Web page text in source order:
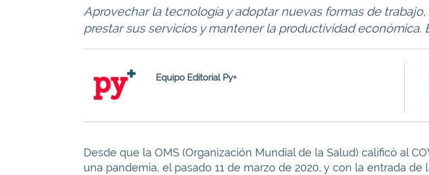
Aprovechar la tecnología y adoptar nuevas formas de
prestar sus servicios y mantener la productividad económica.
Equipo Editorial Py+
Desde que la OMS (Organización Mundial de la Salud) calificó al
una pandemia, el pasado 11 de marzo de 2020, y con la entrada de